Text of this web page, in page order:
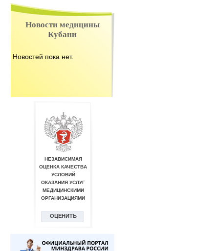
Новости медицины
Кубани
Новостей пока нет.